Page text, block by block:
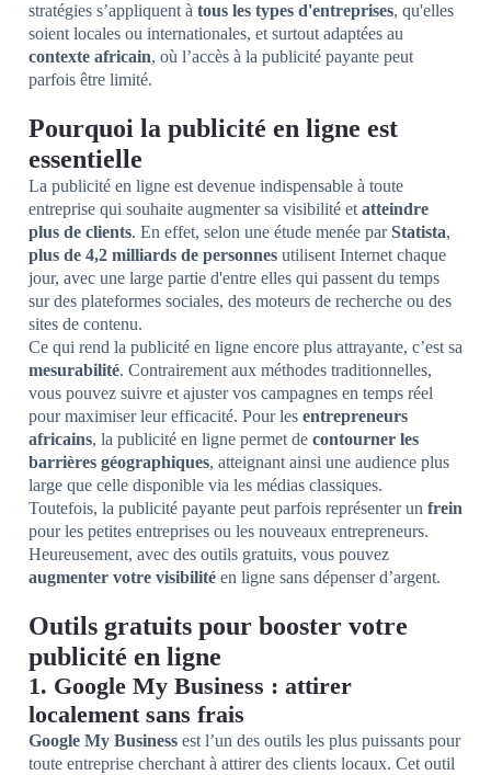
stratégies s’appliquent à tous les types d'entreprises, qu'elles
soient locales ou internationales, et surtout adaptées au
contexte africain, où l’accès à la publicité payante peut
parfois être limité.
Pourquoi la publicité en ligne est
essentielle
La publicité en ligne est devenue indispensable à toute
entreprise qui souhaite augmenter sa visibilité et atteindre
plus de clients. En effet, selon une étude menée parStatista,
plus de 4,2 milliards de personnes utilisent Internet chaque
jour, avec une large partie d'entre elles qui passent du temps
sur des plateformes sociales, des moteurs de recherche ou des
sites de contenu.
Ce qui rend la publicité en ligne encore plus attrayante, c’est sa
mesurabilité. Contrairement aux méthodes traditionnelles,
vous pouvez suivre et ajuster vos campagnes en temps réel
pour maximiser leur efficacité. Pour les entrepreneurs
africains, la publicité en ligne permet de contourner les
barrières géographiques, atteignant ainsi une audience plus
large que celle disponible via les médias classiques.
Toutefois, la publicité payante peut parfois représenter un frein
pour les petites entreprises ou les nouveaux entrepreneurs.
Heureusement, avec des outils gratuits, vous pouvez
augmenter votre visibilité en ligne sans dépenser d’argent.
Outils gratuits pour booster votre
publicité en ligne
1. Google My Business : attirer
localement sans frais
Google My Business est l’un des outils les plus puissants pour
toute entreprise cherchant à attirer des clients locaux. Cet outil